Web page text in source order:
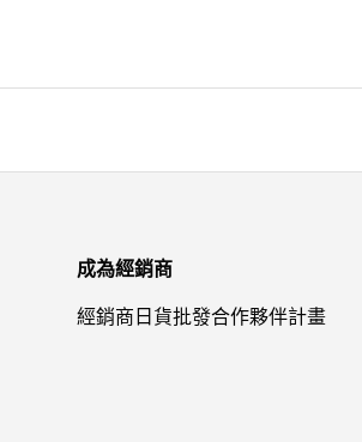
成為經銷商
經銷商日貨批發合作夥伴計畫